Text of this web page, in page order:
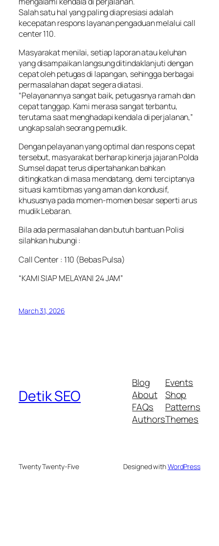
Salah satu hal yang paling diapresiasi adalah
kecepatan respons layanan pengaduan melalui call
center 110.
Masyarakat menilai, setiap laporan atau keluhan
yang disampaikan langsung ditindaklanjuti dengan
cepat oleh petugas di lapangan, sehingga berbagai
permasalahan dapat segera diatasi.
“Pelayanannya sangat baik, petugasnya ramah dan
cepat tanggap. Kami merasa sangat terbantu,
terutama saat menghadapi kendala di perjalanan,”
ungkap salah seorang pemudik.
Dengan pelayanan yang optimal dan respons cepat
tersebut, masyarakat berharap kinerja jajaran Polda
Sumsel dapat terus dipertahankan bahkan
ditingkatkan di masa mendatang, demi terciptanya
situasi kamtibmas yang aman dan kondusif,
khususnya pada momen-momen besar seperti arus
mudik Lebaran.
Bila ada permasalahan dan butuh bantuan Polisi
silahkan hubungi :
Call Center : 110 (Bebas Pulsa)
“KAMI SIAP MELAYANI 24 JAM”
March 31, 2026
Detik SEO
Blog
About
FAQs
Authors
Events
Shop
Patterns
Themes
Twenty Twenty-Five Designed withWordPress